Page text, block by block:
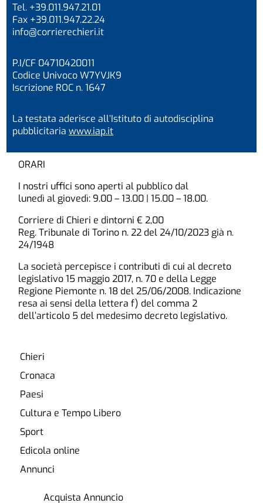
Tel. +39.011.947.21.01
Fax +39.011.947.22.24
info@corrierechieri.it
P.I/CF 04710420011
Codice Univoco W7YVJK9
Iscrizione ROC n. 1647
La testata aderisce all’Istituto di autodisciplina
pubblicitariawww.iap.it
ORARI
I nostri uffici sono aperti al pubblico dal
lunedì al giovedì: 9.00 – 13.00 | 15.00 – 18.00.
Corriere di Chieri e dintorni € 2,00
Reg. Tribunale di Torino n. 22 del 24/10/2023 già n.
24/1948
La società percepisce i contributi di cui al decreto
legislativo 15 maggio 2017, n. 70 e della Legge
Regione Piemonte n. 18 del 25/06/2008. Indicazione
resa ai sensi della lettera f) del comma 2
dell’articolo 5 del medesimo decreto legislativo.
Chieri
Cronaca
Paesi
Cultura e Tempo Libero
Sport
Edicola online
Annunci
Acquista Annuncio